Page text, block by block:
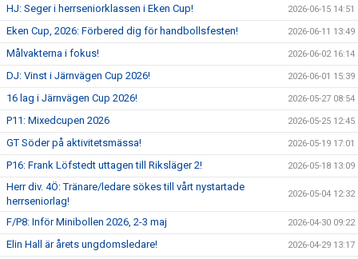
HJ: Seger i herrseniorklassen i Eken Cup! 2026-06-15 14:51
Eken Cup, 2026: Förbered dig för handbollsfesten! 2026-06-11 13:49
Målvakterna i fokus! 2026-06-02 16:14
DJ: Vinst i Järnvägen Cup 2026! 2026-06-01 15:39
16 lag i Järnvägen Cup 2026! 2026-05-27 08:54
P11: Mixedcupen 2026 2026-05-25 12:45
GT Söder på aktivitetsmässa! 2026-05-19 17:01
P16: Frank Löfstedt uttagen till Riksläger 2! 2026-05-18 13:09
Herr div. 4Ö: Tränare/ledare sökes till vårt nystartade
herrseniorlag!
2026-05-04 12:32
F/P8: Inför Minibollen 2026, 2-3 maj 2026-04-30 09:22
Elin Hall är årets ungdomsledare! 2026-04-29 13:17